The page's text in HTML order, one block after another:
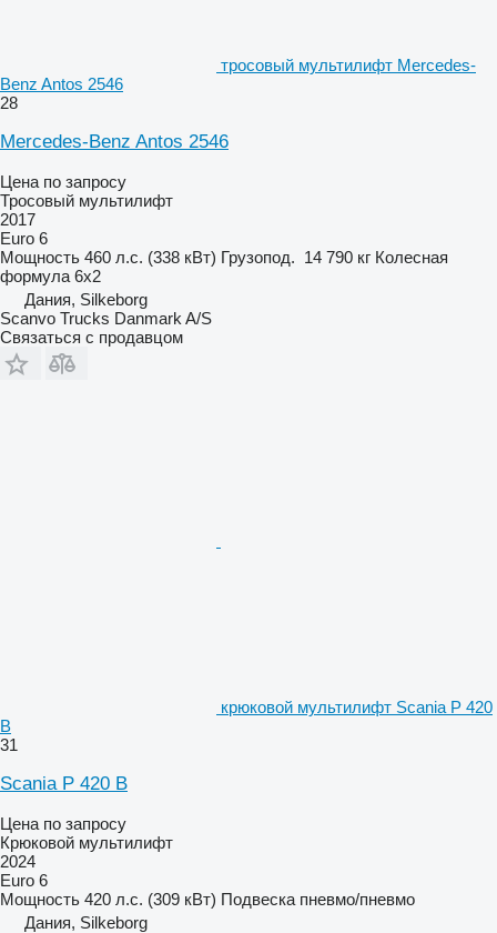
тросовый мультилифт Mercedes-
Benz Antos 2546
28
Mercedes-Benz Antos 2546
Цена по запросу
Тросовый мультилифт
2017
Euro 6
Мощность 460 л.с. (338 кВт) Грузопод. 14 790 кг Колесная
формула 6x2
Дания, Silkeborg
Scanvo Trucks Danmark A/S
Связаться с продавцом
крюковой мультилифт Scania P 420
B
31
Scania P 420 B
Цена по запросу
Крюковой мультилифт
2024
Euro 6
Мощность 420 л.с. (309 кВт) Подвеска пневмо/пневмо
Дания, Silkeborg